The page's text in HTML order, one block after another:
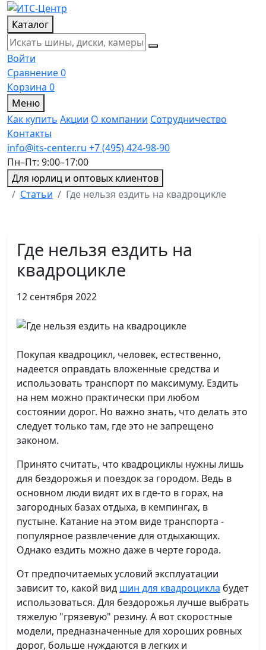
Каталог
Войти
Сравнение0
Корзина 0
Меню
Как купить Акции О компании Сотрудничество
Контакты
info@its-center.ru +7 (495) 424-98-90
Пн–Пт: 9:00–17:00
Для юрлиц и оптовых клиентов
Главная
Статьи Где нельзя ездить на квадроцикле
Где нельзя ездить на
квадроцикле
12 сентября 2022
Покупая квадроцикл, человек, естественно,
надеется оправдать вложенные средства и
использовать транспорт по максимуму. Ездить
на нем можно практически при любом
состоянии дорог. Но важно знать, что делать это
следует только там, где это не запрещено
законом.
Принято считать, что квадроциклы нужны лишь
для бездорожья и поездок за городом. Ведь в
основном люди видят их в где-то в горах, на
загородных базах отдыха, в кемпингах, в
пустыне. Катание на этом виде транспорта -
популярное развлечение для отдыхающих.
Однако ездить можно даже в черте города.
От предпочитаемых условий эксплуатации
зависит то, какой вид шин для квадроцикла будет
использоваться. Для бездорожья лучше выбрать
тяжелую "грязевую" резину. А вот скоростные
модели, предназначенные для хороших ровных
дорог, больше нуждаются в легких и